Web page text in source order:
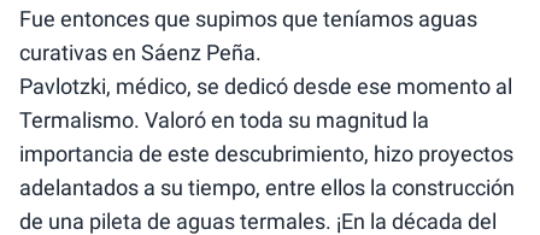
Fue entonces que supimos que teníamos aguas
curativas en Sáenz Peña.
Pavlotzki, médico, se dedicó desde ese momento al
Termalismo. Valoró en toda su magnitud la
importancia de este descubrimiento, hizo proyectos
adelantados a su tiempo, entre ellos la construcción
de una pileta de aguas termales. ¡En la década del